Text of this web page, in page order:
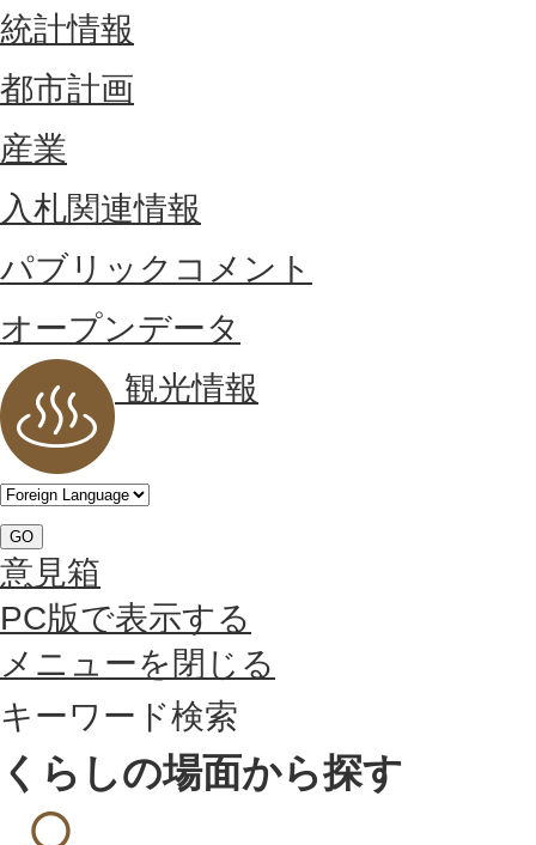
統計情報
都市計画
産業
入札関連情報
パブリックコメント
オープンデータ
観光情報
GO
意見箱
PC版で表示する
メニューを閉じる
キーワード検索
くらしの場面から探す